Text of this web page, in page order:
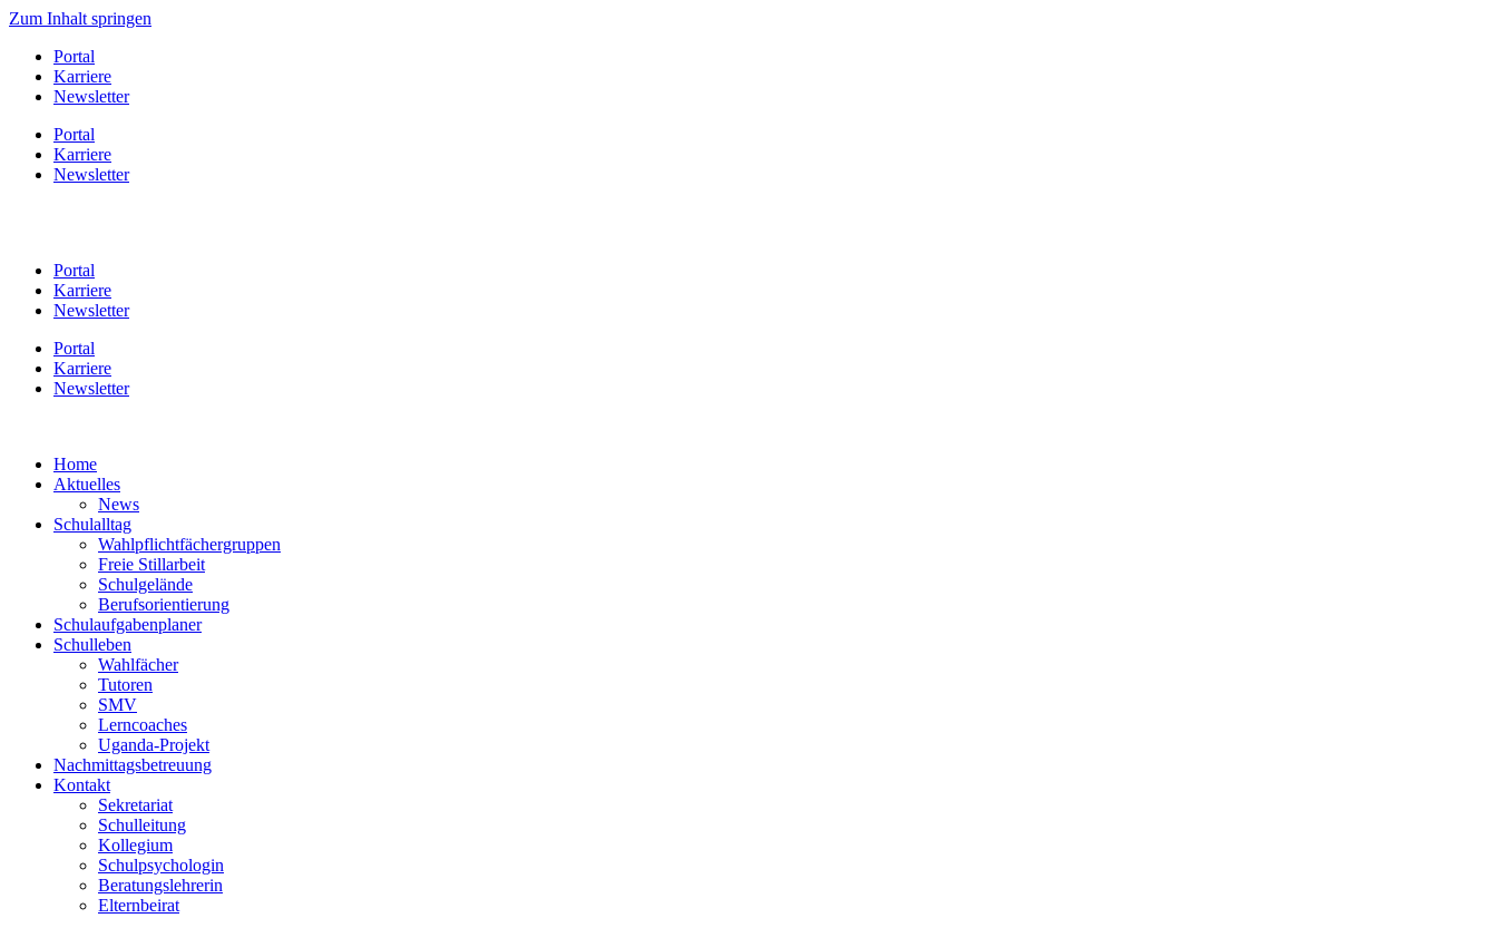
Zum Inhalt springen
Portal
Karriere
Newsletter
Portal
Karriere
Newsletter
Portal
Karriere
Newsletter
Portal
Karriere
Newsletter
Home
Aktuelles
News
Schulalltag
Wahlpflichtfächergruppen
Freie Stillarbeit
Schulgelände
Berufsorientierung
Schulaufgabenplaner
Schulleben
Wahlfächer
Tutoren
SMV
Lerncoaches
Uganda-Projekt
Nachmittagsbetreuung
Kontakt
Sekretariat
Schulleitung
Kollegium
Schulpsychologin
Beratungslehrerin
Elternbeirat